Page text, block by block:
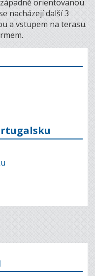
orientovanou
nacházejí další 3
a vstupem na terasu.